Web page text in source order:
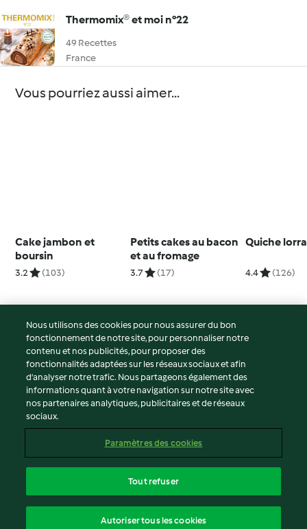
Thermomix® et moi n°22
49 Recettes
France
Vous pourriez aussi aimer...
Cake jambon et
boursin
3.2 (103)
Petits cakes au bacon
et au fromage
3.7 (17)
Quiche
4.4 (126)
© Copyright 2026
Conditions d'utilisation
Politique de confidentialité
Non-responsabilité
Mentions légales
Contenu du rapport
Déclaration d'accessibilité
Nous utilisons des cookies pour nous assurer du bon
fonctionnement de notre site, pour personnaliser notre
contenu et nos publicités, pour proposer des
fonctionnalités adaptées sur les réseaux sociaux et afin
d’analyser notre trafic. Nous partageons également des
informations quant à votre navigation sur notre site avec
nos partenaires analytiques, publicitaires et de réseaux
sociaux.
Paramètres des cookies
Tout refuser
Autoriser tous les cookies